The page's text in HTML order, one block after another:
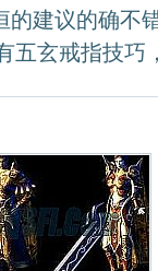
建议的确不
五玄戒指技巧